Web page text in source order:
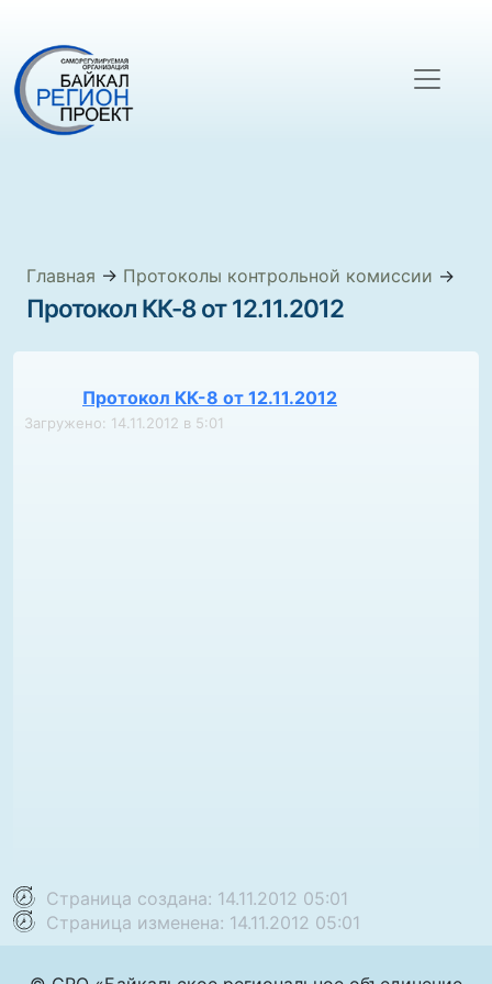
Главная → Протоколы контрольной комиссии →
Протокол КК-8 от 12.11.2012
Протокол КК-8 от 12.11.2012
Загружено: 14.11.2012 в 5:01
Страница создана: 14.11.2012 05:01
Страница изменена: 14.11.2012 05:01